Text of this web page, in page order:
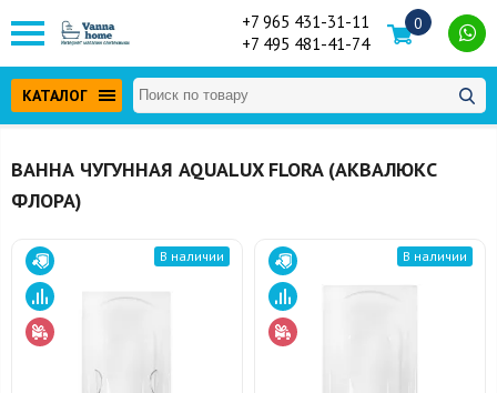
+7 965 431-31-11
+7 495 481-41-74
0
КАТАЛОГ
ВАННА ЧУГУННАЯ AQUALUX FLORA (АКВАЛЮКС
ФЛОРА)
В наличии В наличии